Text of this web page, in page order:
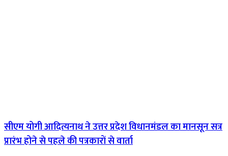
सीएम योगी आदित्यनाथ ने उत्तर प्रदेश विधानमंडल का मानसून सत्र
प्रारंभ होने से पहले की पत्रकारों से वार्ता